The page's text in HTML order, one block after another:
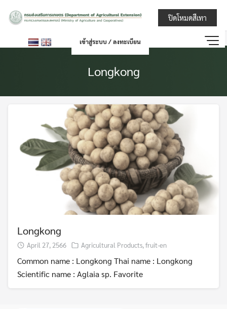
กรมส่งเสริมกา
เข้าสู่ระบบ / ลงทะเบียน
Longkong
Longkong
April 27, 2566 Agricultural Products,fruit-en
Common name : Longkong Thai name : Longkong
Scientific name : Aglaia sp. Favorite
ปิดโหมดสีเทา